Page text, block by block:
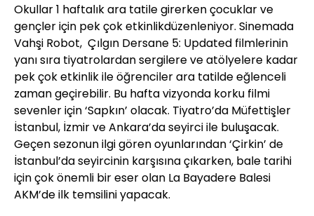
Okullar 1 haftalık ara tatile girerken çocuklar ve
gençler için pek çok etkinlikdüzenleniyor. Sinemada
Vahşi Robot, Çılgın Dersane 5: Updated filmlerinin
yanı sıra tiyatrolardan sergilere ve atölyelere kadar
pek çok etkinlik ile öğrenciler ara tatilde eğlenceli
zaman geçirebilir. Bu hafta vizyonda korku filmi
sevenler için ‘Sapkın’ olacak. Tiyatro’da Müfettişler
İstanbul, İzmir ve Ankara’da seyirci ile buluşacak.
Geçen sezonun ilgi gören oyunlarından ‘Çirkin’ de
İstanbul’da seyircinin karşısına çıkarken, bale tarihi
için çok önemli bir eser olan La Bayadere Balesi
AKM’de ilk temsilini yapacak.